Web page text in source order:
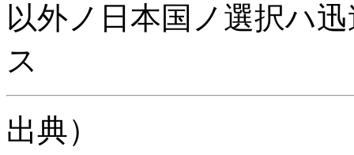
以外ノ日本国ノ選択ハ
ス
出典）